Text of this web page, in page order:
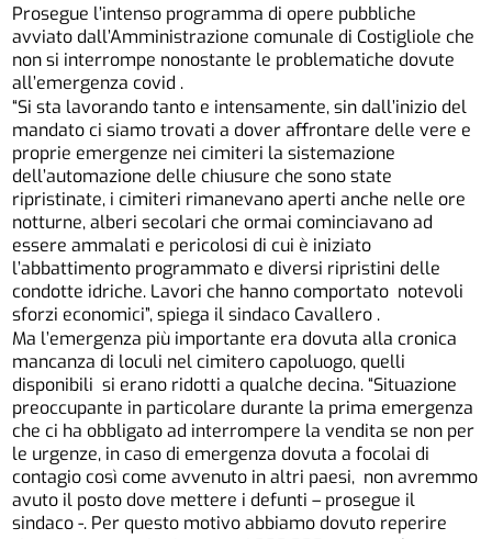
Prosegue l’intenso programma di opere pubbliche
avviato dall’Amministrazione comunale di Costigliole che
non si interrompe nonostante le problematiche dovute
all’emergenza covid .
“Si sta lavorando tanto e intensamente, sin dall’inizio del
mandato ci siamo trovati a dover affrontare delle vere e
proprie emergenze nei cimiteri la sistemazione
dell’automazione delle chiusure che sono state
ripristinate, i cimiteri rimanevano aperti anche nelle ore
notturne, alberi secolari che ormai cominciavano ad
essere ammalati e pericolosi di cui è iniziato
l’abbattimento programmato e diversi ripristini delle
condotte idriche. Lavori che hanno comportato notevoli
sforzi economici”, spiega il sindaco Cavallero .
Ma l’emergenza più importante era dovuta alla cronica
mancanza di loculi nel cimitero capoluogo, quelli
disponibili si erano ridotti a qualche decina. “Situazione
preoccupante in particolare durante la prima emergenza
che ci ha obbligato ad interrompere la vendita se non per
le urgenze, in caso di emergenza dovuta a focolai di
contagio così come avvenuto in altri paesi, non avremmo
avuto il posto dove mettere i defunti – prosegue il
sindaco -. Per questo motivo abbiamo dovuto reperire